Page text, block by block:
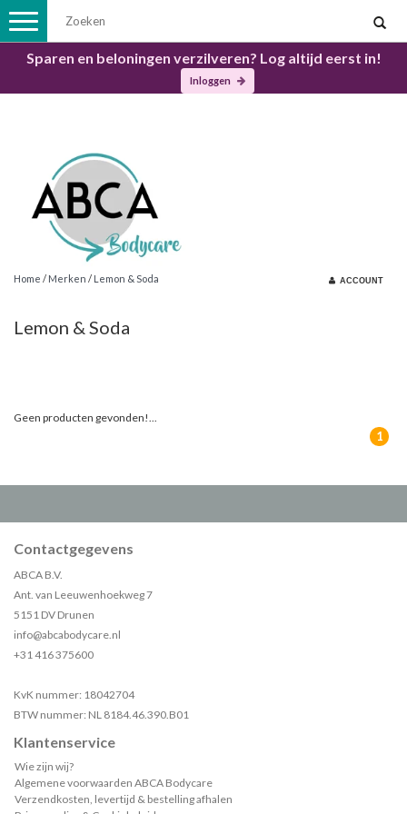
Sparen en beloningen verzilveren? Log altijd eerst in!
Inloggen
Toggle
navigation
Home / Merken / Lemon & Soda ACCOUNT
Lemon & Soda
Geen producten gevonden!...
1
Contactgegevens
ABCA B.V.
Ant. van Leeuwenhoekweg 7
5151 DV Drunen
info@abcabodycare.nl
+31 416 375600
KvK nummer: 18042704
BTW nummer: NL 8184.46.390.B01
Klantenservice
Wie zijn wij?
Algemene voorwaarden ABCA Bodycare
Verzendkosten, levertijd & bestelling afhalen